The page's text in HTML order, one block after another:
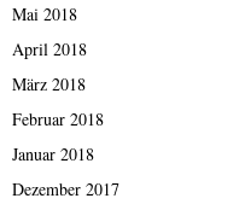
Mai 2018
April 2018
März 2018
Februar 2018
Januar 2018
Dezember 2017